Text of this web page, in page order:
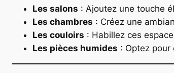
Les salons : Ajoutez une touche
Les chambres : Créez une
Les couloirs : Habillez ces
Les pièces humides : Optez pour